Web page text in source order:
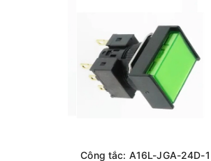
Công tắc: A16L-JGA-24D-1